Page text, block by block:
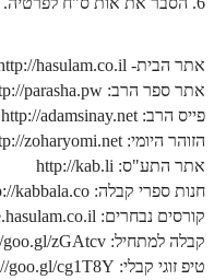
זוהר נשא למתקדמים
זוהר בהעלותך למתחילים
זוהר בהעלותך למתקדמים
זוהר שלח לך למתחילים
זוהר שלח לך למתקדמים
זוהר קורח למתחילים
אתר הבית- http://hasulam.co.il
אתר ספר הרב: http://parasha.pw
פייס הרב: http://adamsinay.net
הזוהר היומי: http://zoharyomi.net
אתר התע"ס: http://kab.li
חנות ספרי קבלה: http://kabbala.co
קורסים נבחרים: http://moodle.hasulam.co.il
קבלה למתחיל: http://goo.gl/zGAtcv
טיפ זוגי קבלי: https://goo.gl/cg1T8Y